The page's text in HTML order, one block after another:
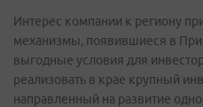
Интерес компании к региону
механизмы, появившиеся в
выгодные условия для
реализовать в крае крупный
направленный на развитие